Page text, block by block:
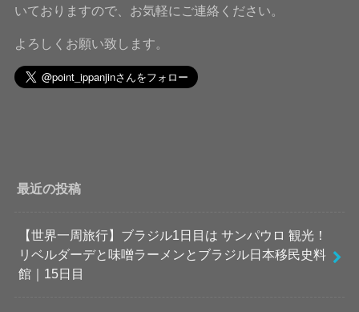
いておりますので、お気軽にご連絡ください。
よろしくお願い致します。
最近の投稿
【世界一周旅行】ブラジル1日目は サンパウロ 観光！
リベルダーデと味噌ラーメンとブラジル日本移民史料
館｜15日目